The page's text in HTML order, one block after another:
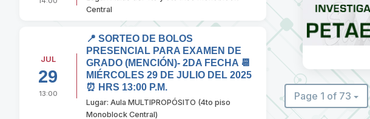
Central
JUL
29
13:00
📍 SORTEO DE BOLOS
PRESENCIAL PARA EXAMEN DE
GRADO (MENCIÓN)- 2DA FECHA 📆
MIÉRCOLES 29 DE JULIO DEL 2025
⏰ HRS 13:00 P.M.
Lugar: Aula MULTIPROPÓSITO (4to piso
Monoblock Central)
Page 1 of 73